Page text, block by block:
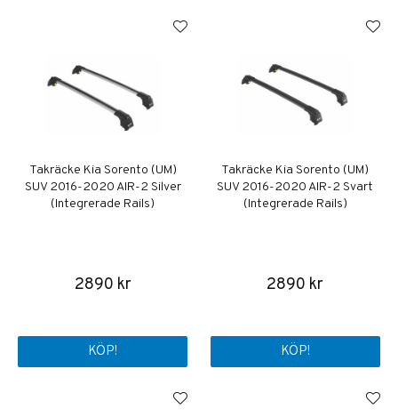
Takräcke Kia Sorento (UM)
SUV 2016-2020 AIR-2 Silver
(Integrerade Rails)
2890 kr
KÖP!
Takräcke Kia Sorento (UM)
SUV 2016-2020 AIR-2 Svart
(Integrerade Rails)
2890 kr
KÖP!